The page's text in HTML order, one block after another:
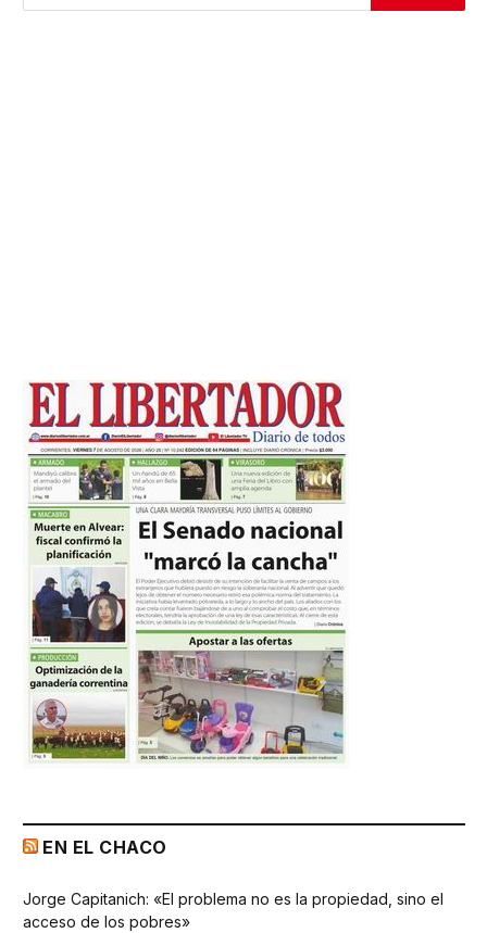
EN EL CHACO
Jorge Capitanich: «El problema no es la propiedad, sino el
acceso de los pobres»